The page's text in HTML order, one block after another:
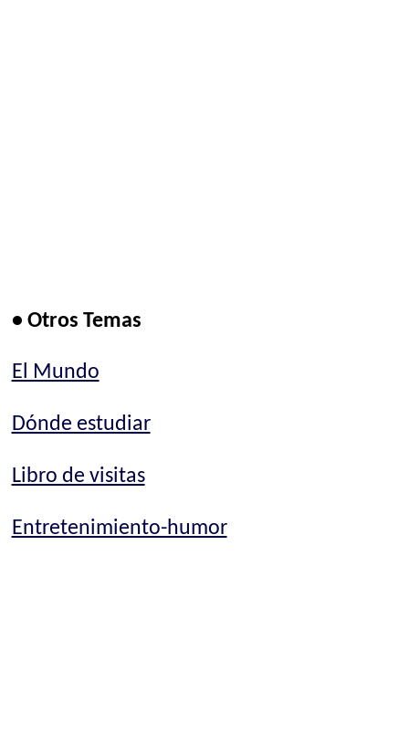
• Otros Temas
El Mundo
Dónde estudiar
Libro de visitas
Entretenimiento-humor